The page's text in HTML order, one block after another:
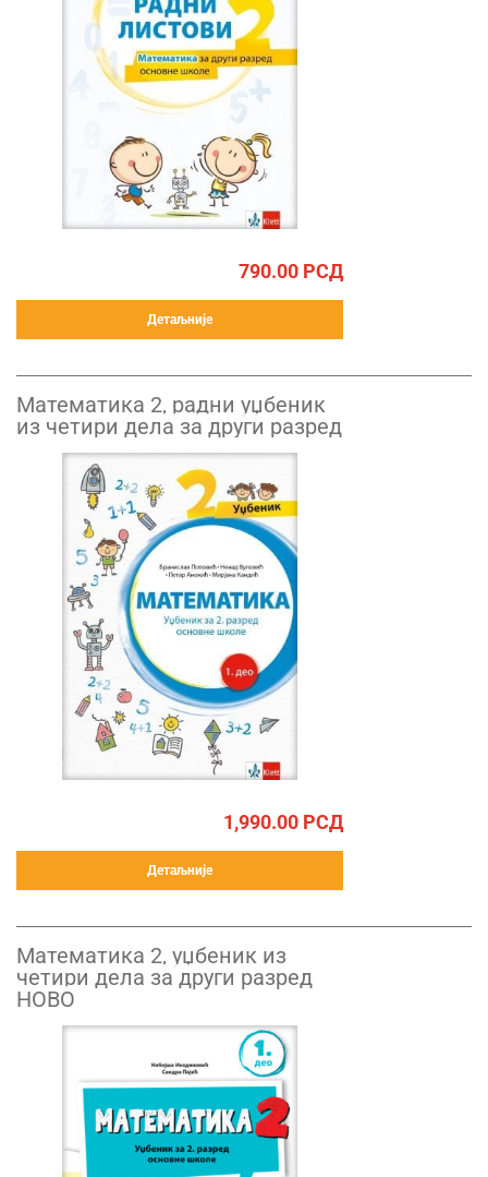
790.00 РСД
Детаљније
Математика 2, радни уџбеник
из четири дела за други разред
1,990.00 РСД
Детаљније
Математика 2, уџбеник из
четири дела за други разред
НОВО